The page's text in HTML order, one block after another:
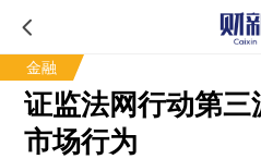
金融
证监法网行动第
市场行为